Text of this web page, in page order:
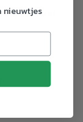
mossel
nieuwtjes